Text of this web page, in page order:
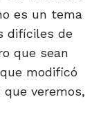
es un tema
difíciles de
que sean
modificó
veremos,